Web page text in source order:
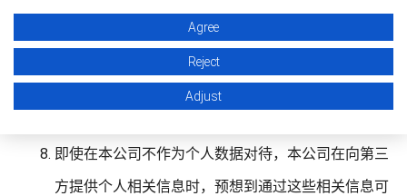
此信息不能用于识别个人，在相应法律法规中，个人
信息是受到保护的。有关Cookie的处理，请参见以下
内容：
即使在本公司不作为个人数据对待，本公司在向第三
方提供个人相关信息时，预想到通过这些相关信息可
Agree
Reject
Adjust